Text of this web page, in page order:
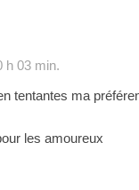
h 03 min.
tentantes ma
les amoureux